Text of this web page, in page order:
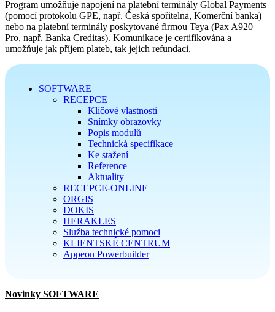
Program umožňuje napojení na platební terminály Global Payments
(pomocí protokolu GPE, např. Česká spořitelna, Komerční banka)
nebo na platební terminály poskytované firmou Teya (Pax A920
Pro, např. Banka Creditas). Komunikace je certifikována a
umožňuje jak příjem plateb, tak jejich refundaci.
SOFTWARE
RECEPCE
Klíčové vlastnosti
Snímky obrazovky
Popis modulů
Technická specifikace
Ke stažení
Reference
Aktuality
RECEPCE-ONLINE
ORGIS
DOKIS
HERAKLES
Služba technické pomoci
KLIENTSKÉ CENTRUM
Appeon Powerbuilder
Novinky SOFTWARE